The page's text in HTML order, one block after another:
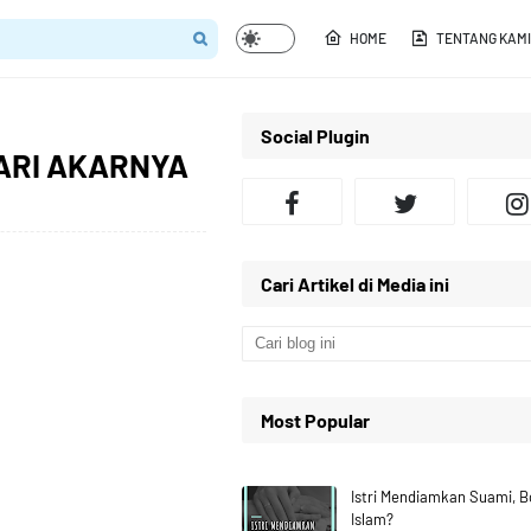
HOME TENTANG KAMI
AKARNYA
Social Plugin
Cari Artikel di Media ini
Most Popular
Istri Mendiamkan Suami,
Islam?